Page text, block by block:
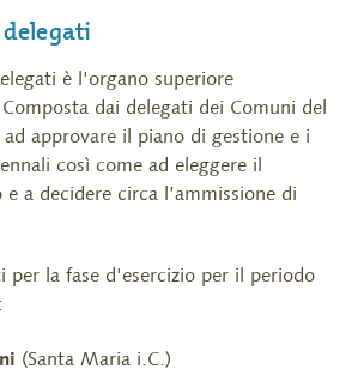
è l'organo superiore
dai delegati dei Comuni del
approvare il piano di gestione e i
così come ad eleggere il
a decidere circa l’ammissione di
per la fase d'esercizio per il periodo
(Santa Maria i.C.)